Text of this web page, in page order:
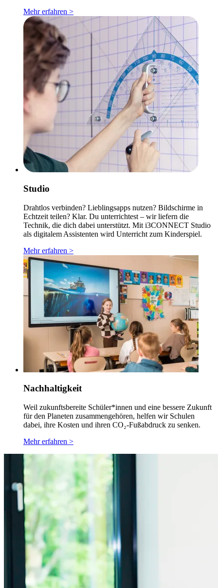
Mehr erfahren >
Studio
Drahtlos verbinden? Lieblingsapps nutzen? Bildschirme in
Echtzeit teilen? Klar. Du unterrichtest – wir liefern die
Technik, die dich dabei unterstützt. Mit i3CONNECT Studio
als digitalem Assistenten wird Unterricht zum Kinderspiel.
Mehr erfahren >
Nachhaltigkeit
Weil zukunftsbereite Schüler*innen und eine bessere Zukunft
für den Planeten zusammengehören, helfen wir Schulen
dabei, ihre Kosten und ihren CO₂-Fußabdruck zu senken.
Mehr erfahren >